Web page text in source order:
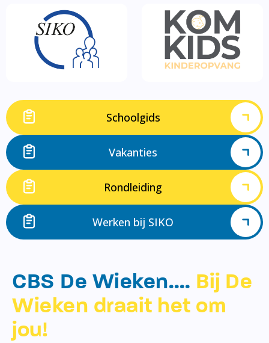
Schoolgids
Vakanties
Rondleiding
Werken bij SIKO
CBS De Wieken…. Bij De
Wieken draait het om
jou!